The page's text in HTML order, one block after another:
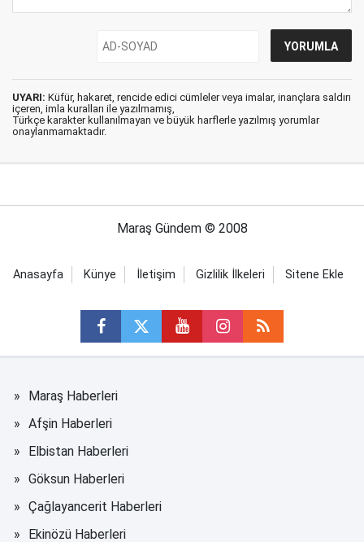
UYARI: Küfür, hakaret, rencide edici cümleler veya imalar, inançlara saldırı
içeren, imla kuralları ile yazılmamış,
Türkçe karakter kullanılmayan ve büyük harflerle yazılmış yorumlar
onaylanmamaktadır.
Maraş Gündem © 2008
Anasayfa Künye İletişim Gizlilik İlkeleri Sitene Ekle
Maraş Haberleri
Afşin Haberleri
Elbistan Haberleri
Göksun Haberleri
Çağlayancerit Haberleri
Ekinözü Haberleri